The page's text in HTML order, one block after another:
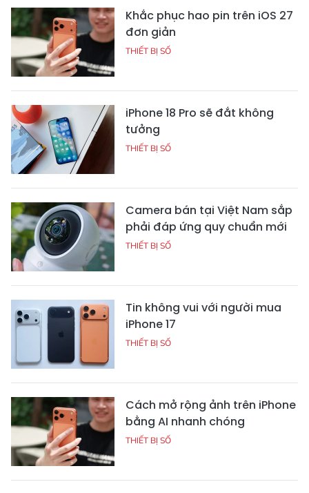
Khắc phục hao pin trên iOS 27
đơn giản
THIẾT BỊ SỐ
iPhone 18 Pro sẽ đắt không
tưởng
THIẾT BỊ SỐ
Camera bán tại Việt Nam sắp
phải đáp ứng quy chuẩn mới
THIẾT BỊ SỐ
Tin không vui với người mua
iPhone 17
THIẾT BỊ SỐ
Cách mở rộng ảnh trên iPhone
bằng AI nhanh chóng
THIẾT BỊ SỐ